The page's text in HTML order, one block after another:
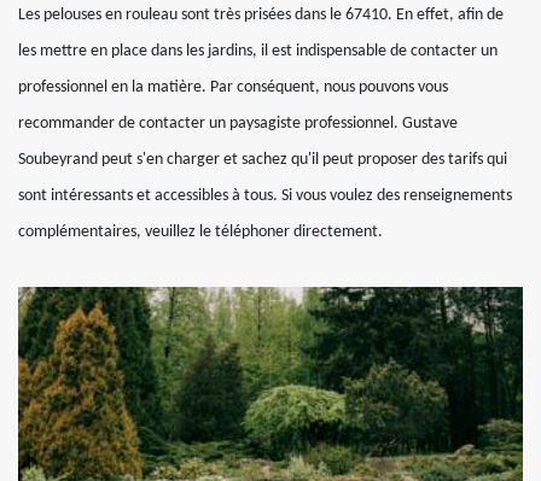
Les pelouses en rouleau sont très prisées dans le 67410. En effet, afin de
les mettre en place dans les jardins, il est indispensable de contacter un
professionnel en la matière. Par conséquent, nous pouvons vous
recommander de contacter un paysagiste professionnel. Gustave
Soubeyrand peut s'en charger et sachez qu'il peut proposer des tarifs qui
sont intéressants et accessibles à tous. Si vous voulez des renseignements
complémentaires, veuillez le téléphoner directement.